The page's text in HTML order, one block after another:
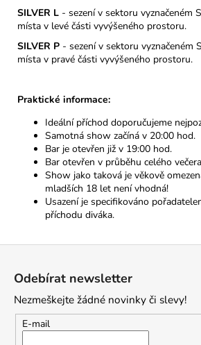
SILVER L - sezení v sektoru vyznačeném
místa v levé části vyvýšeného prostoru.
SILVER P - sezení v sektoru vyznačeném
místa v pravé části vyvýšeného prostoru.
Praktické informace:
Ideální příchod doporučujeme
Samotná show začíná v 20:00 hod.
Bar je otevřen již v 19:00 hod.
Bar otevřen v průběhu celého
Show jako taková je věkově
mladších 18 let není vhodná!
Usazení je specifikováno
příchodu diváka.
Odebírat newsletter
Nezmeškejte žádné novinky či slevy!
E-mail